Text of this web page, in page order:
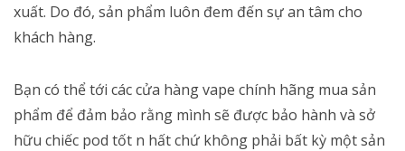
xuất. Do đó, sản phẩm luôn đem đến sự an tâm cho
khách hàng.
Bạn có thể tới các cửa hàng vape chính hãng mua sản
phẩm để đảm bảo rằng mình sẽ được bảo hành và sở
hữu chiếc pod tốt n hất chứ không phải bất kỳ một sản